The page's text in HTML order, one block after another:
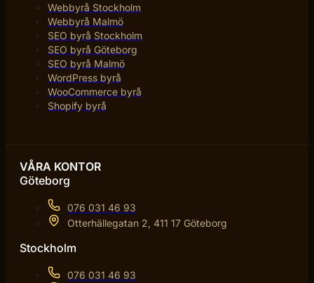
Webbyrå Stockholm
Webbyrå Malmö
SEO byrå Stockholm
SEO byrå Göteborg
SEO byrå Malmö
WordPress byrå
WooCommerce byrå
Shopify byrå
VÅRA KONTOR
Göteborg
076 031 46 93
Otterhällegatan 2, 411 17 Göteborg
Stockholm
076 031 46 93